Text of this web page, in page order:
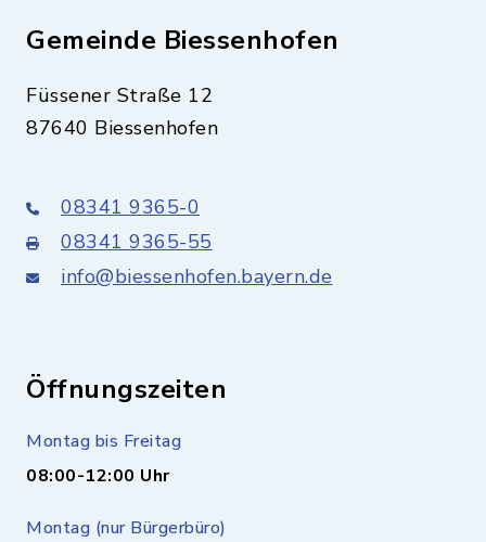
Gemeinde Biessenhofen
Füssener Straße 12
87640 Biessenhofen
08341 9365-0
08341 9365-55
info@biessenhofen.bayern.de
Öffnungszeiten
Montag bis Freitag
08:00-12:00 Uhr
Montag (nur Bürgerbüro)